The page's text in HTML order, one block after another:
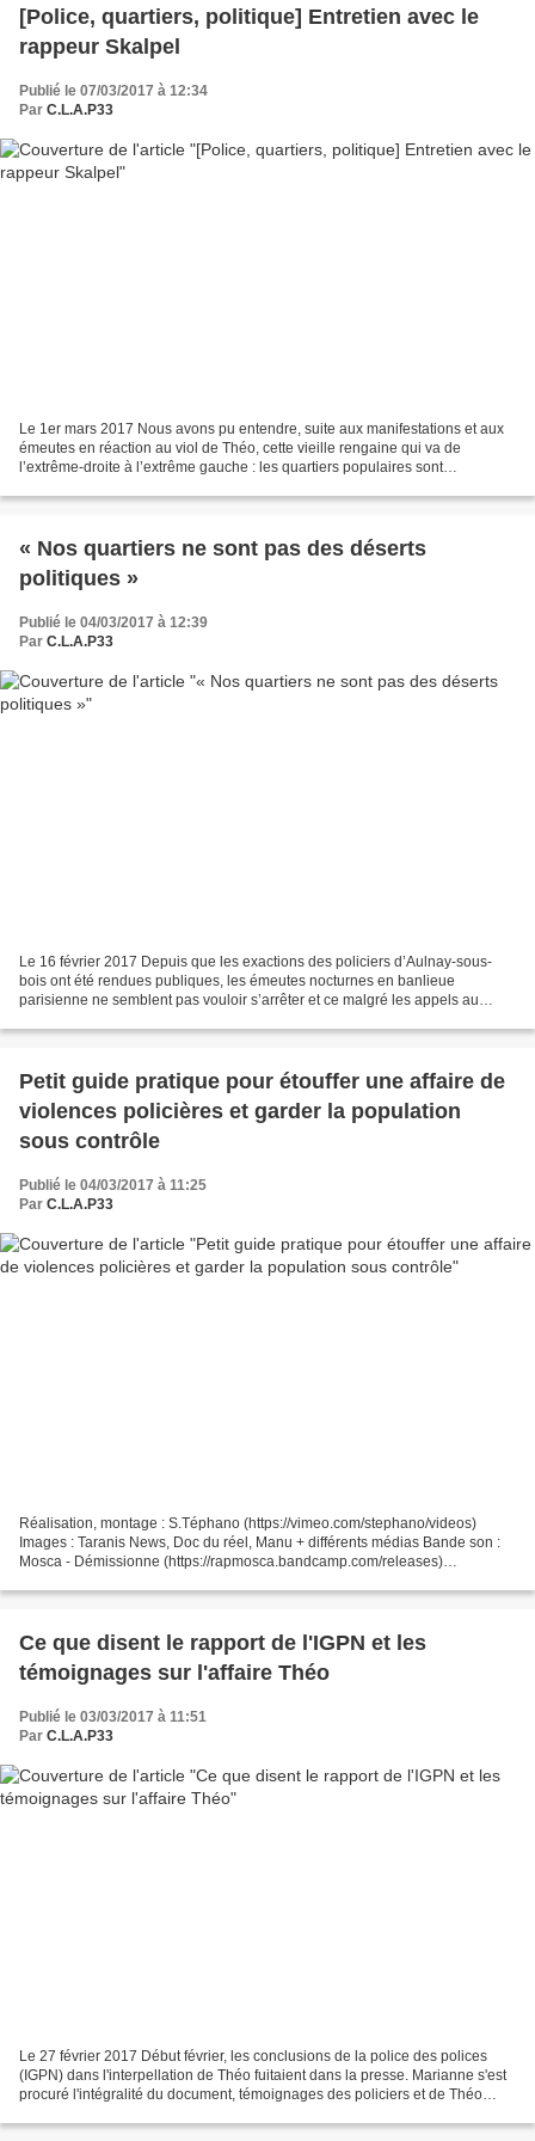
[Police, quartiers, politique] Entretien avec le
rappeur Skalpel
Publié le 07/03/2017 à 12:34
Par C.L.A.P33
Le 1er mars 2017 Nous avons pu entendre, suite aux manifestations et aux
émeutes en réaction au viol de Théo, cette vieille rengaine qui va de
l’extrême-droite à l’extrême gauche : les quartiers populaires sont
« Nos quartiers ne sont pas des déserts
politiques »
Publié le 04/03/2017 à 12:39
Par C.L.A.P33
Le 16 février 2017 Depuis que les exactions des policiers d’Aulnay-sous-
bois ont été rendues publiques, les émeutes nocturnes en banlieue
parisienne ne semblent pas vouloir s’arrêter et ce malgré les appels au
Petit guide pratique pour étouffer une affaire de
violences policières et garder la population
sous contrôle
Publié le 04/03/2017 à 11:25
Par C.L.A.P33
Réalisation, montage : S.Téphano (https://vimeo.com/stephano/videos)
Images : Taranis News, Doc du réel, Manu + différents médias Bande son :
Mosca - Démissionne (https://rapmosca.bandcamp.com/releases)
Ce que disent le rapport de l'IGPN et les
témoignages sur l'affaire Théo
Publié le 03/03/2017 à 11:51
Par C.L.A.P33
Le 27 février 2017 Début février, les conclusions de la police des polices
(IGPN) dans l'interpellation de Théo fuitaient dans la presse. Marianne s'est
procuré l'intégralité du document, témoignages des policiers et de Théo